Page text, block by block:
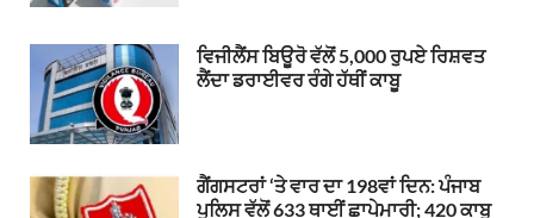
ਵਿਜੀਲੈਂਸ ਬਿਊਰੋ ਵੱਲੋਂ 5,000 ਰੁਪਏ ਰਿਸ਼ਵਤ
ਲੈਂਦਾ ਡਰਾਈਵਰ ਰੰਗੇ ਹੱਥੀਂ ਕਾਬੂ
ਗੈਂਗਸਟਰਾਂ ‘ਤੇ ਵਾਰ ਦਾ 198ਵਾਂ ਦਿਨ: ਪੰਜਾਬ
ਪੁਲਿਸ ਵੱਲੋਂ 633 ਥਾਈਂ ਛਾਪੇਮਾਰੀ; 420 ਕਾਬੂ